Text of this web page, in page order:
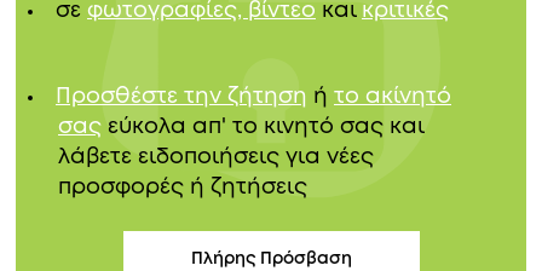
σε φωτογραφίες, βίντεο και κριτικές
Προσθέστε την ζήτηση ή το ακίνητό
σας εύκολα απ' το κινητό σας και
λάβετε ειδοποιήσεις για νέες
προσφορές ή ζητήσεις
Πλήρης Πρόσβαση